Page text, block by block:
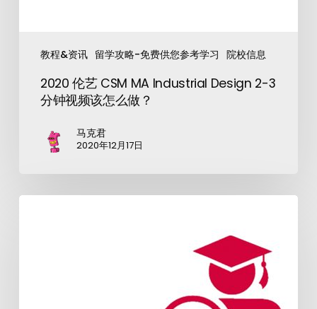
教程&资讯 留学攻略-免费供您参考学习 院校信息
2020 伦艺 CSM MA Industrial Design 2-3
分钟视频该怎么做？
马克君
2020年12月17日